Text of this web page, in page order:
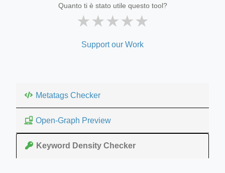
Quanto ti è stato utile questo tool?
★★★★★
Support our Work
Metatags Checker
Open-Graph Preview
Keyword Density Checker